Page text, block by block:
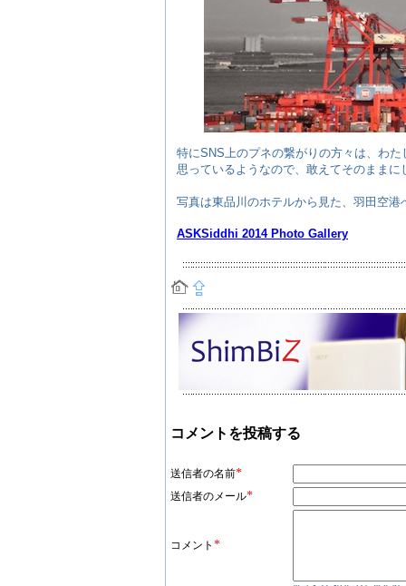
特にSNS上のプネの繋がりの方々は、わ
思っているようなので、敢えてそのままに
写真は東品川のホテルから見た、羽田空
ASKSiddhi 2014 Photo Gallery
コメントを投稿する
送信者の名前*
送信者のメール*
コメント *